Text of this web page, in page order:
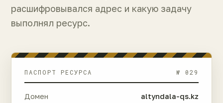
расшифровывался адрес и какую задачу
выполнял ресурс.
ПАСПОРТ РЕСУРСА № 029
Домен altyndala-qs.kz